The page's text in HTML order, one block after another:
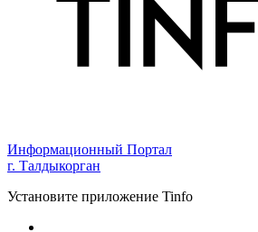
Информационный Портал
г. Талдыкорган
Установите приложение Tinfo